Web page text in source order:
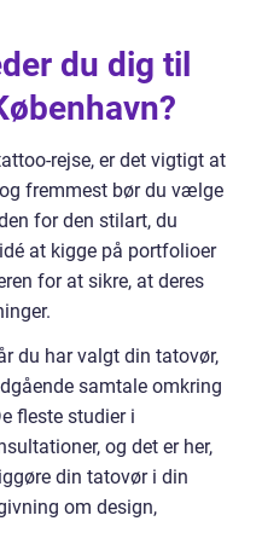
du dig til
rejse, er det vigtigt at
fremmest bør du vælge
for den stilart, du
at kigge på portfolioer
for at sikre, at deres
du har valgt din tatovør,
samtale omkring
fleste studier i
og det er her,
din tatovør i din
om design,